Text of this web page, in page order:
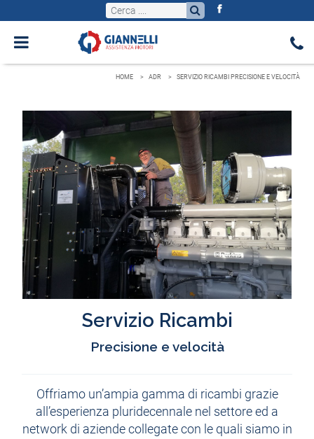
HOME ADR SERVIZIO RICAMBI PRECISIONE E VELOCITÀ
Servizio Ricambi
Precisione e velocità
Offriamo un’ampia gamma di ricambi grazie
all’esperienza pluridecennale nel settore ed a
network di aziende collegate con le quali siamo in